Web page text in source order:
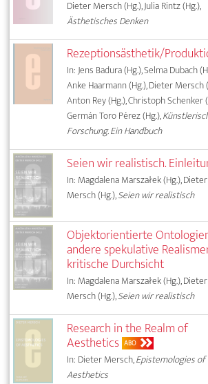
Dieter Mersch (Hg.), Julia Rintz (Hg.),
Ästhetisches Denken
Rezeptionsästhetik/
In: Jens Badura (Hg.), Selma Dubach
Anke Haarmann (Hg.), Dieter Mersch
Anton Rey (Hg.), Christoph Schenker
Germán Toro Pérez (Hg.),
Forschung. Ein Handbuch
Seien wir realistisch.
In: Magdalena Marszałek (Hg.), Dieter
Mersch (Hg.),Seien wir realistisch
Objektorientierte
andere spekulative
kritische Durchsicht
In: Magdalena Marszałek (Hg.), Dieter
Mersch (Hg.),Seien wir realistisch
Research in the Realm of
Aesthetics ABO
In: Dieter Mersch,Epistemologies of
Aesthetics